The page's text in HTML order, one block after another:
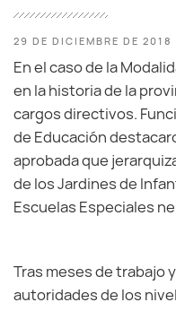
29 DE DICIEMBRE DE 2018
En el caso de la
en la historia de la
cargos directivos.
de Educación
aprobada que
de los Jardines de
Escuelas Especiales
Tras meses de trabajo
autoridades de los